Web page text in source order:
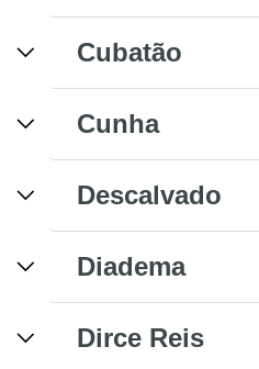
Cubatão
Cunha
Descalvado
Diadema
Dirce Reis